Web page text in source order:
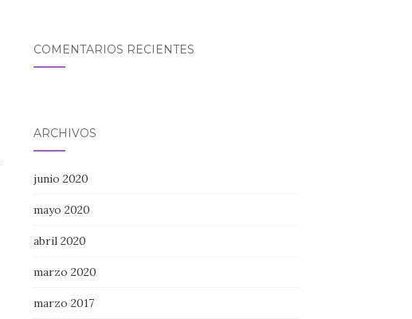
COMENTARIOS RECIENTES
ARCHIVOS
junio 2020
mayo 2020
abril 2020
marzo 2020
marzo 2017